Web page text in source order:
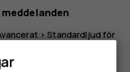
>Standardljud för